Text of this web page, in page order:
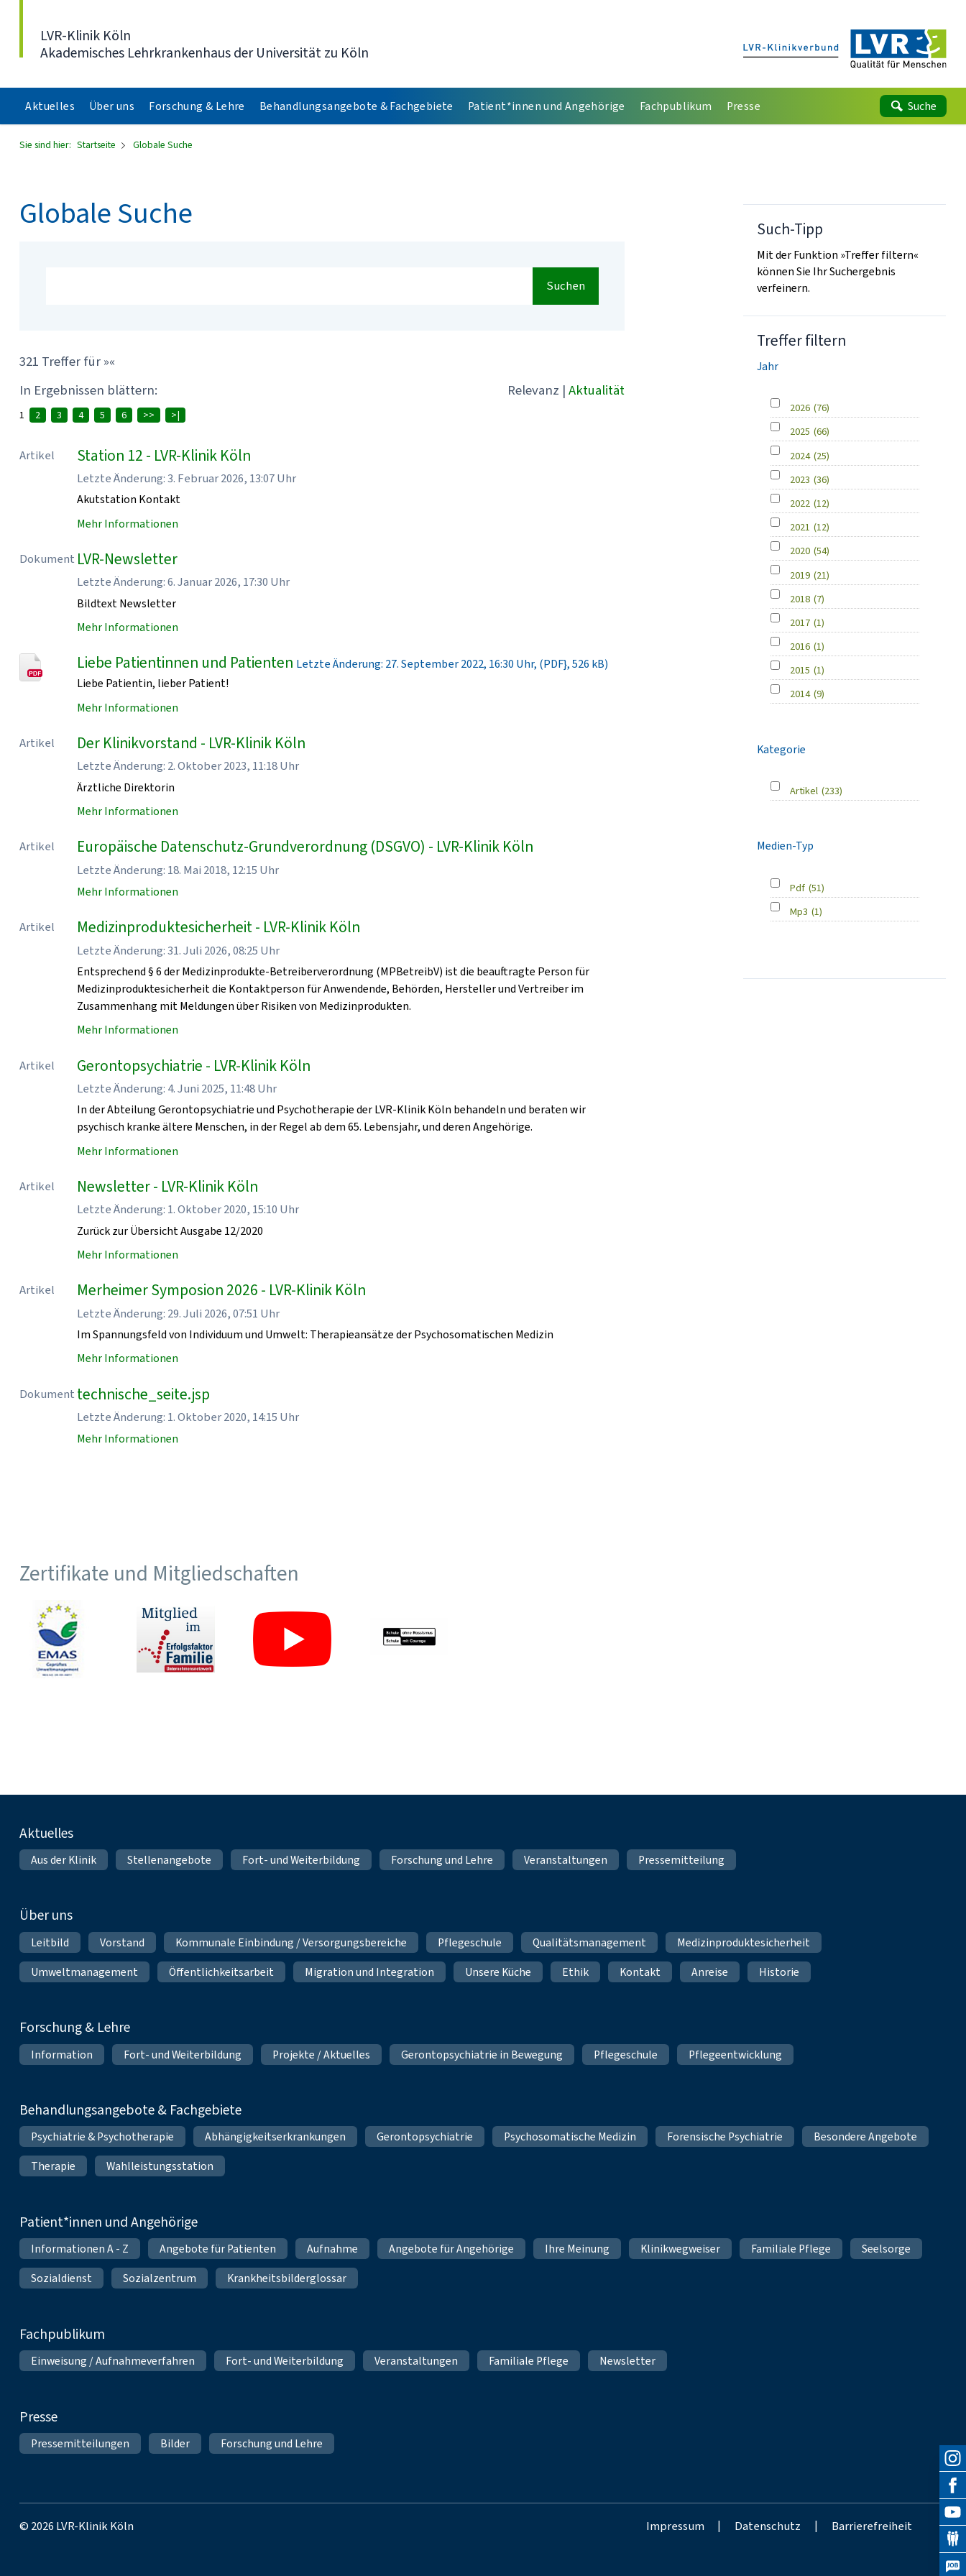
LVR-Klinik Köln
Akademisches Lehrkrankenhaus der Universität zu Köln
Aktuelles Über uns Forschung & Lehre Behandlungsangebote & Fachgebiete Patient*innen und Angehörige Fachpublikum Presse Suche
Sie sind hier: Startseite Globale Suche
Globale Suche
Suchen
321 Treffer für »«
In Ergebnissen blättern:
Relevanz | Aktualität
1 2 3 4 5 6 >> >|
Artikel Station 12 - LVR-Klinik Köln
Letzte Änderung: 3. Februar 2026, 13:07 Uhr
Akutstation Kontakt
Mehr Informationen
Dokument LVR-Newsletter
Letzte Änderung: 6. Januar 2026, 17:30 Uhr
Bildtext Newsletter
Mehr Informationen
Liebe Patientinnen und Patienten Letzte Änderung: 27. September 2022, 16:30 Uhr, (PDF}, 526 kB)
Liebe Patientin, lieber Patient!
Mehr Informationen
Artikel Der Klinikvorstand - LVR-Klinik Köln
Letzte Änderung: 2. Oktober 2023, 11:18 Uhr
Ärztliche Direktorin
Mehr Informationen
Artikel Europäische Datenschutz-Grundverordnung (DSGVO) - LVR-Klinik Köln
Letzte Änderung: 18. Mai 2018, 12:15 Uhr
Mehr Informationen
Artikel Medizinproduktesicherheit - LVR-Klinik Köln
Letzte Änderung: 31. Juli 2026, 08:25 Uhr
Entsprechend § 6 der Medizinprodukte-Betreiberverordnung (MPBetreibV) ist die beauftragte Person für
Medizinproduktesicherheit die Kontaktperson für Anwendende, Behörden, Hersteller und Vertreiber im
Zusammenhang mit Meldungen über Risiken von Medizinprodukten.
Mehr Informationen
Artikel Gerontopsychiatrie - LVR-Klinik Köln
Letzte Änderung: 4. Juni 2025, 11:48 Uhr
In der Abteilung Gerontopsychiatrie und Psychotherapie der LVR-Klinik Köln behandeln und beraten wir
psychisch kranke ältere Menschen, in der Regel ab dem 65. Lebensjahr, und deren Angehörige.
Mehr Informationen
Artikel Newsletter - LVR-Klinik Köln
Letzte Änderung: 1. Oktober 2020, 15:10 Uhr
Zurück zur Übersicht Ausgabe 12/2020
Mehr Informationen
Artikel Merheimer Symposion 2026 - LVR-Klinik Köln
Letzte Änderung: 29. Juli 2026, 07:51 Uhr
Im Spannungsfeld von Individuum und Umwelt: Therapieansätze der Psychosomatischen Medizin
Mehr Informationen
Dokument technische_seite.jsp
Letzte Änderung: 1. Oktober 2020, 14:15 Uhr
Mehr Informationen
Such-Tipp
Mit der Funktion »Treffer filtern«
können Sie Ihr Suchergebnis
verfeinern.
Treffer filtern
Jahr
2026 (76)
2025 (66)
2024 (25)
2023 (36)
2022 (12)
2021 (12)
2020 (54)
2019 (21)
2018 (7)
2017 (1)
2016 (1)
2015 (1)
2014 (9)
Kategorie
Artikel (233)
Medien-Typ
Pdf (51)
Mp3 (1)
Zertifikate und Mitgliedschaften
Fußnavigation
Aktuelles
Aus der Klinik Stellenangebote Fort- und Weiterbildung Forschung und Lehre Veranstaltungen Pressemitteilung
Über uns
Leitbild Vorstand Kommunale Einbindung / Versorgungsbereiche Pflegeschule Qualitätsmanagement
Medizinproduktesicherheit
Umweltmanagement
Öffentlichkeitsarbeit Migration und Integration Unsere Küche Ethik Kontakt Anreise Historie
Forschung & Lehre
Information Fort- und Weiterbildung Projekte / Aktuelles Gerontopsychiatrie in Bewegung Pflegeschule Pflegeentwicklung
Behandlungsangebote & Fachgebiete
Psychiatrie & Psychotherapie Abhängigkeitserkrankungen Gerontopsychiatrie Psychosomatische Medizin Forensische Psychiatrie
Besondere Angebote
Therapie
Wahlleistungsstation
Patient*innen und Angehörige
Informationen A - Z Angebote für Patienten Aufnahme Angebote für Angehörige Ihre Meinung Klinikwegweiser Familiale Pflege
Seelsorge
Sozialdienst
Sozialzentrum Krankheitsbilderglossar
Fachpublikum
Einweisung / Aufnahmeverfahren Fort- und Weiterbildung Veranstaltungen Familiale Pflege Newsletter
Presse
Pressemitteilungen Bilder Forschung und Lehre
© 2026 LVR-Klinik Köln Impressum | Datenschutz | Barrierefreiheit